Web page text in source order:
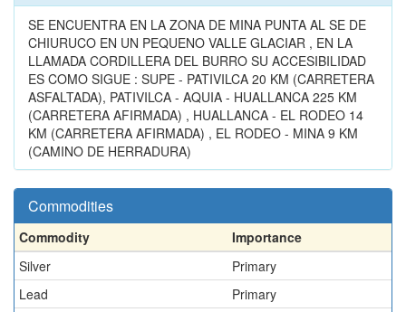
SE ENCUENTRA EN LA ZONA DE MINA PUNTA AL SE DE
CHIURUCO EN UN PEQUENO VALLE GLACIAR , EN LA
LLAMADA CORDILLERA DEL BURRO SU ACCESIBILIDAD
ES COMO SIGUE : SUPE - PATIVILCA 20 KM (CARRETERA
ASFALTADA), PATIVILCA - AQUIA - HUALLANCA 225 KM
(CARRETERA AFIRMADA) , HUALLANCA - EL RODEO 14
KM (CARRETERA AFIRMADA) , EL RODEO - MINA 9 KM
(CAMINO DE HERRADURA)
Commodities
Commodity
Importance
Silver
Primary
Lead
Primary